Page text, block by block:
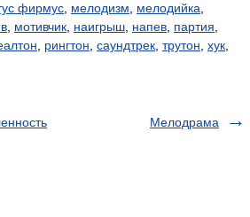
фирмус мелодизм мелодийка
мотивчик наигрыш напев партия
рингтон саундтрек трутон хук
Мелодрама